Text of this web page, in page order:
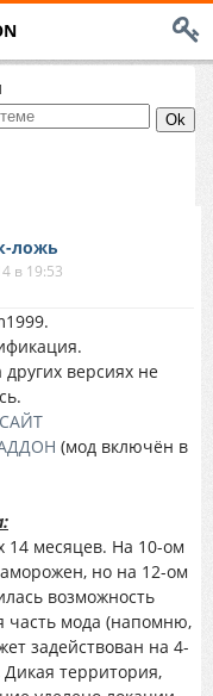
ложь
в 19:53
версиях не
(мод включён в
14 месяцев. На 10-ом
но на 12-ом
возможность
часть мода (напомню,
задействован на 4-
территория,